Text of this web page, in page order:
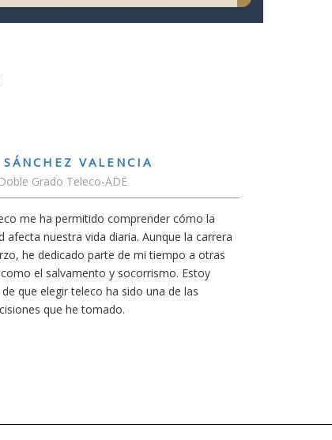
RUBÉN URRACA TORICES
En cualquier carrera necesitas una
mía siempre ha sido poder trabajar en
carrera de teleco me dará la
Aunque al principio parezca duro, uno
mereció la pena por las múltiples